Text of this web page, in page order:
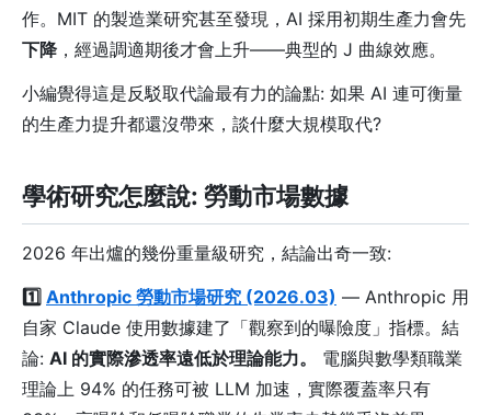
作。MIT 的製造業研究甚至發現，AI 採用初期生產力會先
下降 ，經過調適期後才會上升——典型的 J 曲線效應。
小編覺得這是反駁取代論最有力的論點: 如果 AI 連可衡量
的生產力提升都還沒帶來，談什麼大規模取代?
學術研究怎麼說: 勞動市場數據
2026 年出爐的幾份重量級研究，結論出奇一致:
1️⃣ Anthropic 勞動市場研究 (2026.03) — Anthropic 用
自家 Claude 使用數據建了「觀察到的曝險度」指標。結
論: AI 的實際滲透率遠低於理論能力。
電腦與數學類職業
理論上 94% 的任務可被 LLM 加速，實際覆蓋率只有